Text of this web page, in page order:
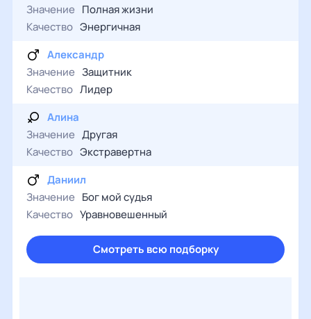
Значение Полная жизни
Качество Энергичная
Александр
Значение Защитник
Качество Лидер
Алина
Значение Другая
Качество Экстравертна
Даниил
Значение Бог мой судья
Качество Уравновешенный
Смотреть всю подборку